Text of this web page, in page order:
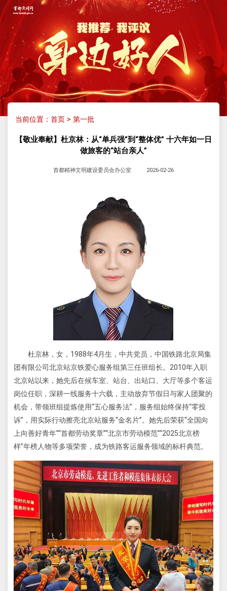
当前位置： 首页> 第一批
【敬业奉献】杜京林：从“单兵强”到“整体优” 十六年如一日
做旅客的“站台亲人”
首都精神文明建设委员会办公室 2026-02-26
杜京林，女，1988年4月生，中共党员，中国铁路北京局集
团有限公司北京站京铁爱心服务组第三任班组长。2010年入职
北京站以来，她先后在候车室、站台、出站口、大厅等多个客运
岗位任职，深耕一线服务十六载，主动放弃节假日与家人团聚的
机会，带领班组提炼使用“五心服务法”，服务组始终保持“零投
诉”，用实际行动擦亮北京站服务“金名片”。她先后荣获“全国向
上向善好青年”“首都劳动奖章”“北京市劳动模范”“2025北京榜
样”年榜人物等多项荣誉，成为铁路客运服务领域的标杆典范。